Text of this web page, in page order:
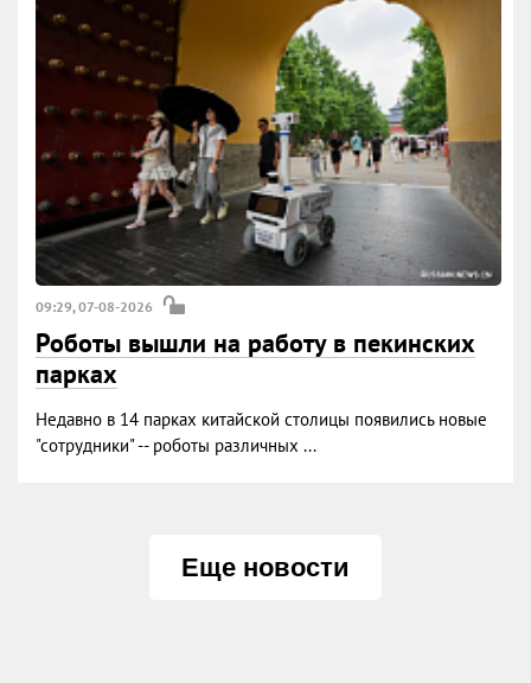
09:29, 07-08-2026
Роботы вышли на работу в пекинских
парках
Недавно в 14 парках китайской столицы появились новые
"сотрудники" -- роботы различных ...
Еще новости